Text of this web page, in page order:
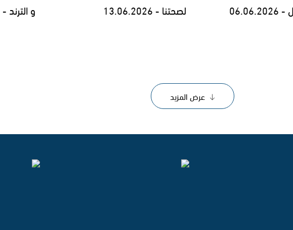
لصحتنا - 13.06.2026
و الترند - 24.05.2026
عرض المزيد